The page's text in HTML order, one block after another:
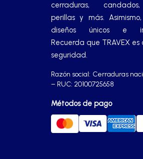
cerraduras,
perillas y más.
diseños únicos e
Recuerda que TRAVEX
seguridad.
Razón social: Cerraduras
– RUC: 20100725658
Métodos de pago